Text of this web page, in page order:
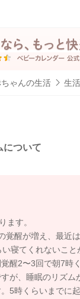
ゃんの生活 生
について
ます。
覚醒が増え、最近
寝てくれないこ
醒2〜3回で朝7時
が、睡眠のリズム
5時くらいまでに